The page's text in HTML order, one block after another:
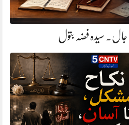
جال. سیدہ فضہ بتول